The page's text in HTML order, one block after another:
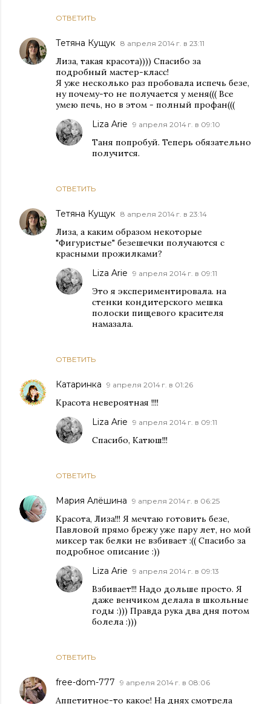
ОТВЕТИТЬ
Тетяна Кущук 8 апреля 2014 г. в 23:11
Лиза, такая красота)))) Спасибо за
подробный мастер-класс!
Я уже несколько раз пробовала испечь безе,
ну почему-то не получается у меня((( Все
умею печь, но в этом - полный профан(((
ОТВЕТИТЬ
Liza Arie 9 апреля 2014 г. в 09:10
Таня попробуй. Теперь обязательно
получится.
Тетяна Кущук 8 апреля 2014 г. в 23:14
Лиза, а каким образом некоторые
"Фигуристые" безешечки получаются с
красными прожилками?
ОТВЕТИТЬ
Liza Arie 9 апреля 2014 г. в 09:11
Это я экспериментировала. на
стенки кондитерского мешка
полоски пищевого красителя
намазала.
Катаринка 9 апреля 2014 г. в 01:26
Красота невероятная !!!!
ОТВЕТИТЬ
Liza Arie 9 апреля 2014 г. в 09:11
Спасибо, Катюш!!!
Мария Алёшина 9 апреля 2014 г. в 06:25
Красота, Лиза!!! Я мечтаю готовить безе,
Павловой прямо брежу уже пару лет, но мой
миксер так белки не взбивает :(( Спасибо за
подробное описание :))
ОТВЕТИТЬ
Liza Arie 9 апреля 2014 г. в 09:13
Взбивает!!! Надо дольше просто. Я
даже венчиком делала в школьные
годы :))) Правда рука два дня потом
болела :)))
free-dom-777 9 апреля 2014 г. в 08:06
Аппетитное-то какое! На днях смотрела